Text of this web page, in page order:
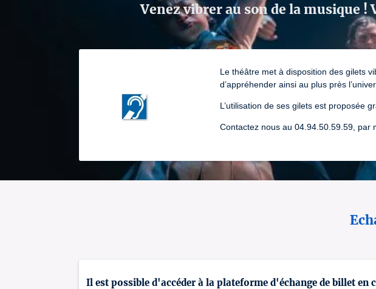
Venez vibrer au son de la musique
Le théâtre met à disposition des gilets
d’appréhender ainsi au plus près
L’utilisation de ses gilets est proposée
Contactez nous au 04.94.50.59.59, par
Il est possible d'accéder à la plateforme d'échange de billet en